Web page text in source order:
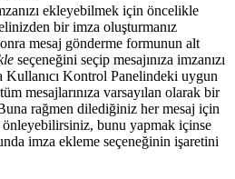
ekleyebilmek için öncelikle
bir imza oluşturmanız
mesaj gönderme formunun alt
seçeneğini seçip mesajınıza imzanızı
Kullanıcı Kontrol Panelindeki uygun
mesajlarınıza varsayılan olarak bir
rağmen dilediğiniz her mesaj için
önleyebilirsiniz, bunu yapmak içinse
imza ekleme seçeneğinin işaretini